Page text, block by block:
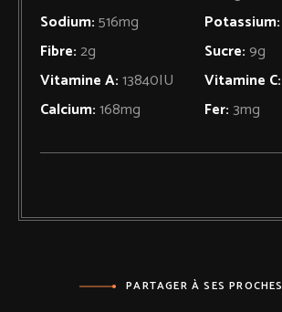
Sodium:516mg Potassium:
Fibre:2g Sucre:9g
Vitamine A:13840IU Vitamine C:
Calcium:168mg Fer:3mg
PARTAGER À SES PROCHES